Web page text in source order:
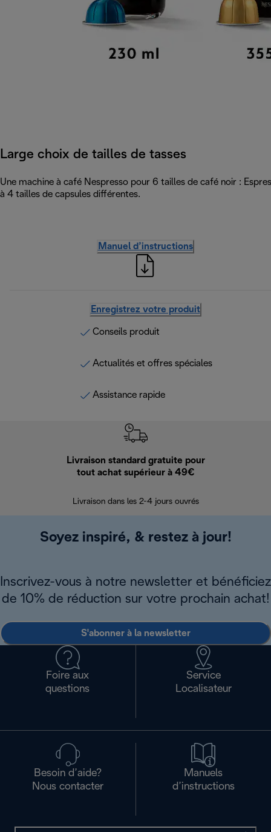
Large choix de tailles de tasses
Une machine à café Nespresso pour 6 tailles de café noir :
à 4 tailles de capsules différentes.
Manuel d’instructions
Enregistrez votre produit
Conseils produit
Actualités et offres spéciales
Assistance rapide
Livraison standard gratuite pour
tout achat supérieur à 49€
Livraison dans les 2-4 jours ouvrés
Soyez inspiré, & restez à jour!
Inscrivez-vous à notre newsletter et bénéficiez
de 10% de réduction sur votre prochain achat!
S'abonner à la newsletter
Foire aux
questions
Service
Localisateur
Besoin d’aide?
Nous contacter
Manuels
d’instructions